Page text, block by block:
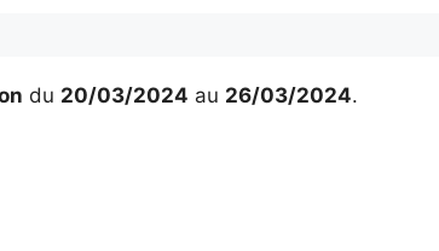
du 20/03/2024 au 26/03/2024.